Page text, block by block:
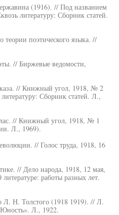
(1916). // Под названием
литературу: Сборник статей.
поэтического языка. //
// Биржевые ведомости,
// Книжный угол, 1918, № 2
Сборник статей. Л.,
// Книжный угол, 1918, № 1
Л., 1969).
// Голос труда, 1918, 16
// Дело народа, 1918, 12 мая,
работы разных лет.
Л. Н. Толстого (1918 1919). // Л.
Юность». Л., 1922.